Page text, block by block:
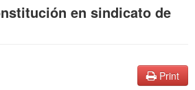
en sindicato de
Print